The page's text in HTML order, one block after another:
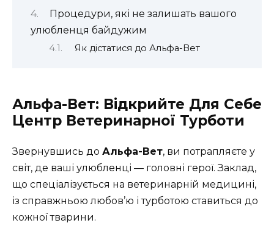
Процедури, які не залишать вашого
улюбленця байдужим
Як дістатися до Альфа-Вет
Альфа-Вет: Відкрийте Для Себе
Центр Ветеринарної Турботи
Звернувшись до Альфа-Вет, ви потрапляєте у
світ, де ваші улюбленці — головні герої. Заклад,
що спеціалізується на ветеринарній медицині,
із справжньою любов’ю і турботою ставиться до
кожної тварини.